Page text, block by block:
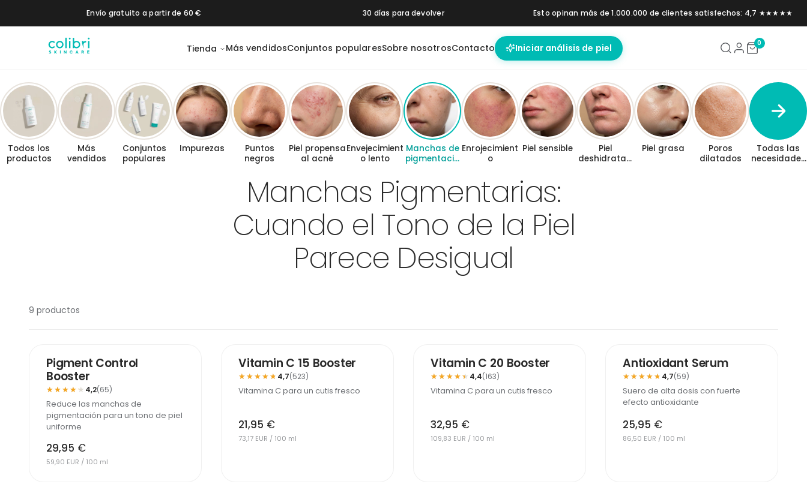
Saltar al contenidoEnvío gratuito a partir de 60 € 30 días para devolver Esto opinan más de 1.000.000 de clientes satisfechos: 4,7 ★★★★★
Tienda Más vendidosConjuntos popularesSobre nosotrosContacto Iniciar análisis de piel 0
Daily SPF 50+
Moisturizer
Vitamin C 20
Booster
Pigment Control
Booster
1% Retinol
Booster
2 % BHA Peeling
Night Cream
Moisturizer
Pore Control
Booster
Brightening
Booster
Hidratación Protección solar
Todos los
productos
Más
vendidos
Conjuntos
populares
Impurezas
Puntos
negros
Piel propensa
al acné
Envejecimient
o lento
Manchas de
pigmentació
Enrojecimient
o
Piel sensible
Piel
deshidratad
Piel grasa
Poros
dilatados
Todas las
necesidades
Manchas Pigmentarias:
Cuando el Tono de la Piel
Parece Desigual
9 productos
MÁS VENDIDO
Pigment Control
Booster
★★★★★
★★★★★ 4,2(65)
Reduce las manchas de
pigmentación para un tono de piel
uniforme
29,95 €
59,90 EUR / 100 ml
Vitamin C 15 Booster
★★★★★
★★★★★ 4,7(523)
Vitamina C para un cutis fresco
21,95 €
73,17 EUR / 100 ml
MÁS VENDIDO
Vitamin C 20 Booster
★★★★★
★★★★★ 4,4(163)
Vitamina C para un cutis fresco
32,95 €
109,83 EUR / 100 ml
Antioxidant Serum
★★★★★
★★★★★ 4,7(59)
Suero de alta dosis con fuerte
efecto antioxidante
25,95 €
86,50 EUR / 100 ml